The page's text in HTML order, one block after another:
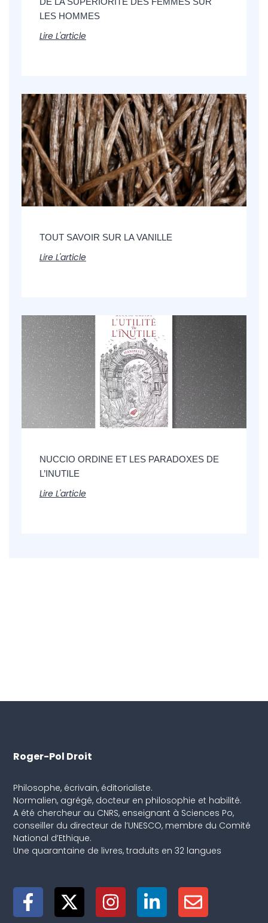
LES HOMMES
Lire L'article
TOUT SAVOIR SUR LA VANILLE
Lire L'article
NUCCIO ORDINE ET LES PARADOXES DE
L’INUTILE
Lire L'article
Roger-Pol Droit
Philosophe, écrivain, éditorialiste.
Normalien, agrégé, docteur en philosophie et habilité.
A été chercheur au CNRS, enseignant à Sciences Po,
conseiller du directeur de l’UNESCO, membre du Comité
National d’Ethique.
Une quarantaine de livres, traduits en 32 langues